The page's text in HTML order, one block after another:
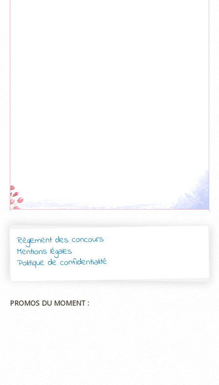
Règlement des concours
Mentions légales
Politique de confidentialité
PROMOS DU MOMENT :